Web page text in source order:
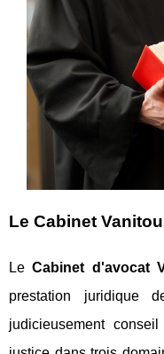
Le Cabinet
LeCabinet d'avocat
prestation juridique
judicieusement